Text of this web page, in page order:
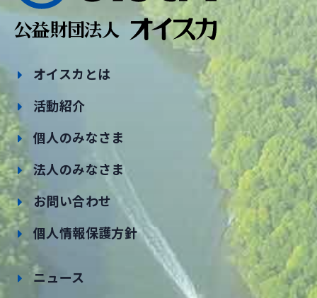
オイスカとは
活動紹介
個人のみなさま
法人のみなさま
お問い合わせ
個人情報保護方針
ニュース